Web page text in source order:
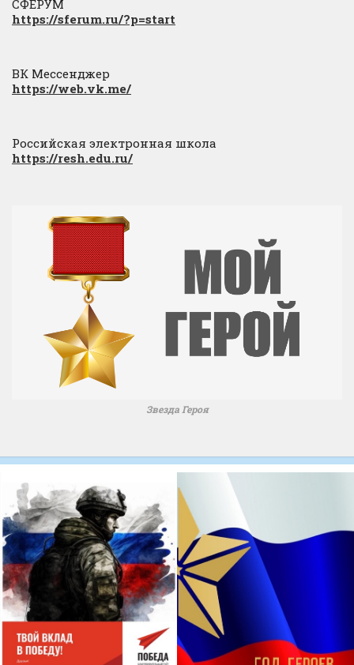
СФЕРУМ
https://sferum.ru/?p=start
ВК Мессенджер
https://web.vk.me/
Российская электронная школа
https://resh.edu.ru/
Звезда Героя